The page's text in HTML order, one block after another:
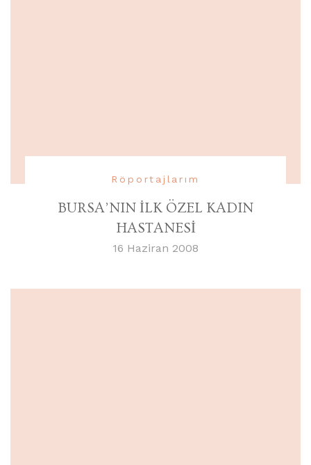
Röportajlarım
BURSA’NIN İLK ÖZEL KADIN
HASTANESİ
16 Haziran 2008